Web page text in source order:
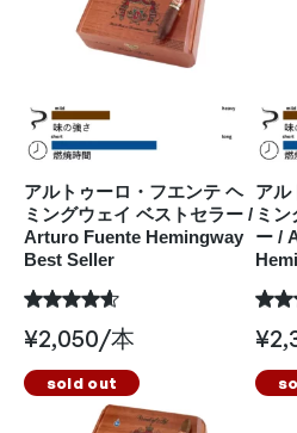
アルトゥーロ・フエンテ ヘ
ミングウェイ ベストセラー /
Arturo Fuente Hemingway
Best Seller
¥2,050/本
アル
ミ
ー /
¥
sold out